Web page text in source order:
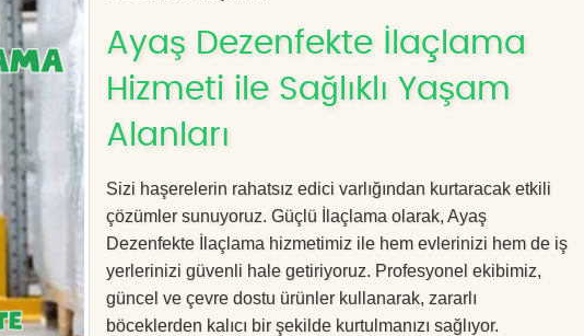
Ayaş Dezenfekte İlaçlama
Hizmeti ile Sağlıklı Yaşam
Alanları
Sizi haşerelerin rahatsız edici varlığından kurtaracak etkili
çözümler sunuyoruz. Güçlü İlaçlama olarak, Ayaş
Dezenfekte İlaçlama hizmetimiz ile hem evlerinizi hem de iş
yerlerinizi güvenli hale getiriyoruz. Profesyonel ekibimiz,
güncel ve çevre dostu ürünler kullanarak, zararlı
böceklerden kalıcı bir şekilde kurtulmanızı sağlıyor.